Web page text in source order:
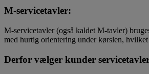
M‑servicetavler:
M‑servicetavler (også kaldet M‑tavler)
med hurtig orientering under kørslen,
Derfor vælger kunder